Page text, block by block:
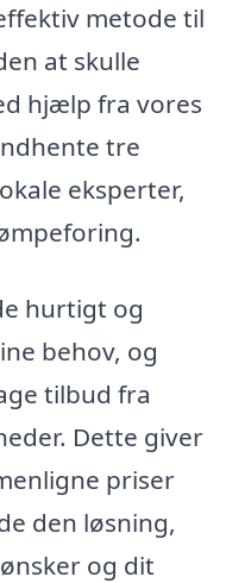
metode til
at skulle
hjælp fra vores
tre
eksperter,
hurtigt og
behov, og
tilbud fra
Dette giver
priser
den løsning,
og dit